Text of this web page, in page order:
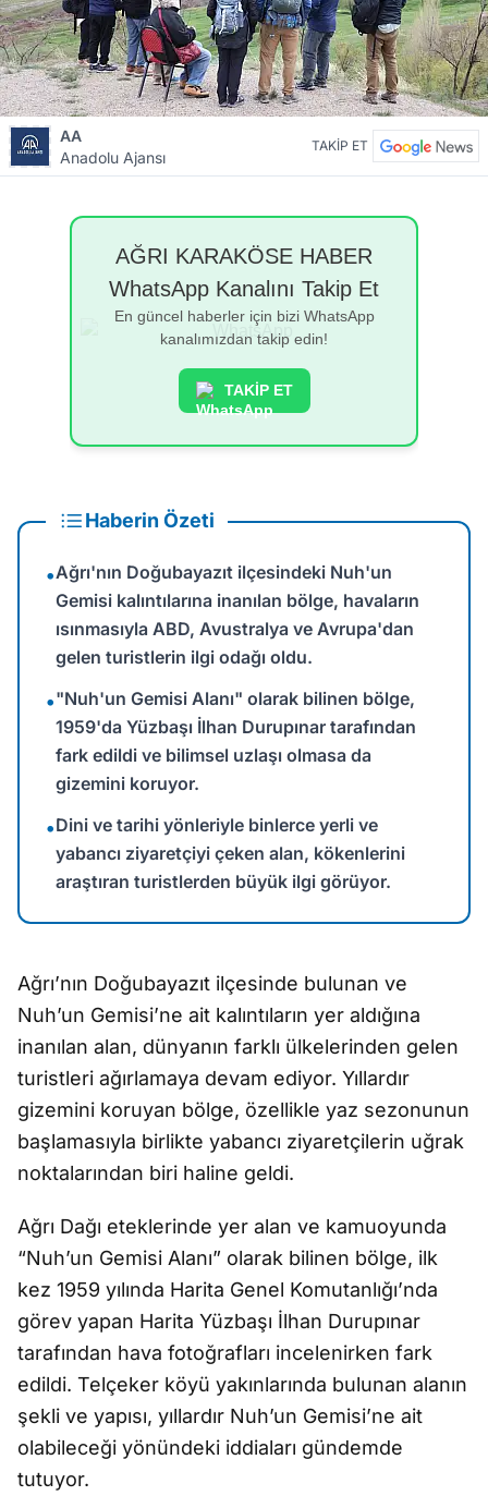
AA
Anadolu Ajansı
TAKİP ET
AĞRI KARAKÖSE HABER
WhatsApp Kanalını Takip Et
En güncel haberler için bizi WhatsApp
kanalımızdan takip edin!
TAKİP ET
Haberin Özeti
•Ağrı'nın Doğubayazıt ilçesindeki Nuh'un
Gemisi kalıntılarına inanılan bölge, havaların
ısınmasıyla ABD, Avustralya ve Avrupa'dan
gelen turistlerin ilgi odağı oldu.
•"Nuh'un Gemisi Alanı" olarak bilinen bölge,
1959'da Yüzbaşı İlhan Durupınar tarafından
fark edildi ve bilimsel uzlaşı olmasa da
gizemini koruyor.
•Dini ve tarihi yönleriyle binlerce yerli ve
yabancı ziyaretçiyi çeken alan, kökenlerini
araştıran turistlerden büyük ilgi görüyor.
Ağrı’nın Doğubayazıt ilçesinde bulunan ve
Nuh’un Gemisi’ne ait kalıntıların yer aldığına
inanılan alan, dünyanın farklı ülkelerinden gelen
turistleri ağırlamaya devam ediyor. Yıllardır
gizemini koruyan bölge, özellikle yaz sezonunun
başlamasıyla birlikte yabancı ziyaretçilerin uğrak
noktalarından biri haline geldi.
Ağrı Dağı eteklerinde yer alan ve kamuoyunda
“Nuh’un Gemisi Alanı” olarak bilinen bölge, ilk
kez 1959 yılında Harita Genel Komutanlığı’nda
görev yapan Harita Yüzbaşı İlhan Durupınar
tarafından hava fotoğrafları incelenirken fark
edildi. Telçeker köyü yakınlarında bulunan alanın
şekli ve yapısı, yıllardır Nuh’un Gemisi’ne ait
olabileceği yönündeki iddiaları gündemde
tutuyor.